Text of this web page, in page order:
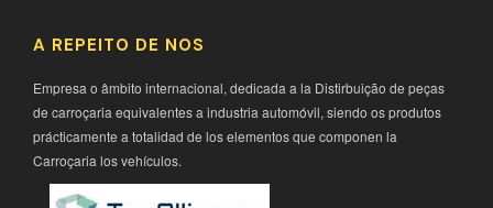
A REPEITO DE NOS
Empresa o âmbito internacional, dedicada a la Distirbuição de peças
de carroçaria equivalentes a industria automóvil, siendo os produtos
prácticamente a totalidad de los elementos que componen la
Carroçaria los vehículos.